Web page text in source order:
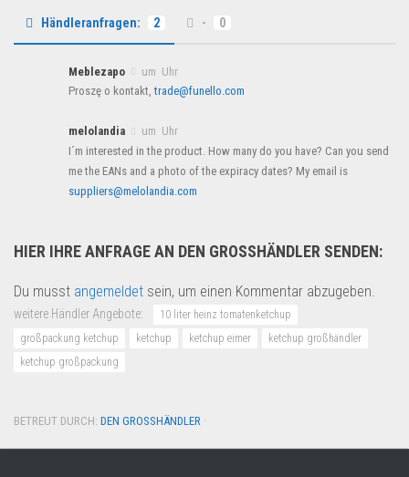
Händleranfragen: 2 - 0
Meblezapo
um Uhr
Proszę o kontakt,trade@funello.com
melolandia
um Uhr
I´m interested in the product. How many do you have? Can you send
me the EANs and a photo of the expiracy dates? My email is
suppliers@melolandia.com
HIER IHRE ANFRAGE AN DEN GROSSHÄNDLER SENDEN:
Du musst angemeldet sein, um einen Kommentar abzugeben.
weitere Händler Angebote:
10 liter heinz tomatenketchup
großpackung ketchup
ketchup ketchup eimer
ketchup großhändler
ketchup großpackung
BETREUT DURCH: DEN GROSSHÄNDLER ·